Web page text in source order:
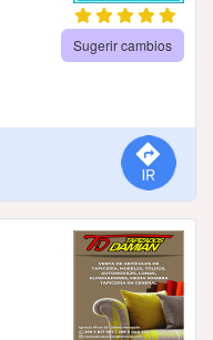
Sugerir cambios